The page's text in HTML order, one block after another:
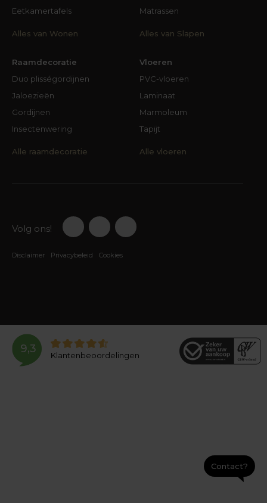
Eetkamertafels
Alles van Wonen
Matrassen
Alles van Slapen
Raamdecoratie
Duo plisségordijnen
Jaloezieën
Gordijnen
Insectenwering
Alle raamdecoratie
Vloeren
PVC-vloeren
Laminaat
Marmoleum
Tapijt
Alle vloeren
Volg ons!
Disclaimer Privacybeleid Cookies
9,3
Klantenbeoordelingen
Contact?